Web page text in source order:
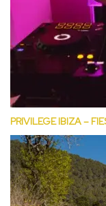
PRIVILEGE IBIZA –